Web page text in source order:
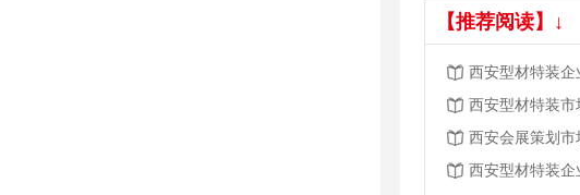
【推荐阅读】↓
西安型材特装
西安型材特装市
西安会展策划
西安型材特装